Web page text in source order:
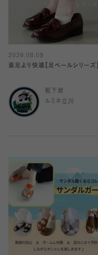
2026.08.09
素足より快適【足ベールシリーズ】
靴下屋
ルミネ立川